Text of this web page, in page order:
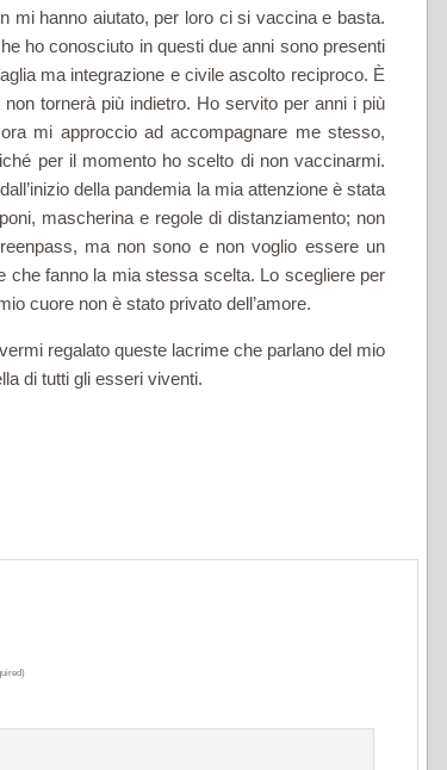
mi hanno aiutato, per loro ci si vaccina e basta.
ho conosciuto in questi due anni sono presenti
ma integrazione e civile ascolto reciproco. È
tornerà più indietro. Ho servito per anni i più
mi approccio ad accompagnare me stesso,
per il momento ho scelto di non vaccinarmi.
della pandemia la mia attenzione è stata
mascherina e regole di distanziamento; non
ma non sono e non voglio essere un
che fanno la mia stessa scelta. Lo scegliere per
cuore non è stato privato dell’amore.
regalato queste lacrime che parlano del mio
di tutti gli esseri viventi.